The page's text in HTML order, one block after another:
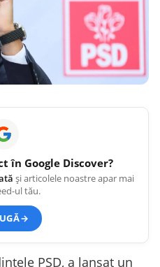
în Google Discover?
și articolele noastre apar mai
ul tău.
→
PSD, a lansat un